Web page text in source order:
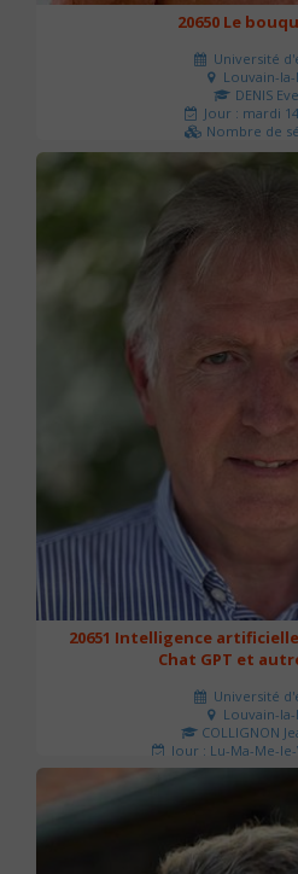
20650 Le
Université
Louvain-
DENIS
Jour : mardi
Nombre de
60 €
20651 Intelligence
Chat GPT et
Université
Louvain-
COLLIGNON
Jour : Lu-Ma-Me-
Nombre de